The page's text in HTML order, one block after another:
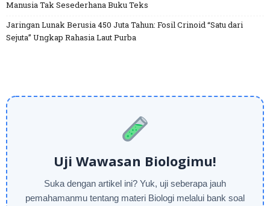
Manusia Tak Sesederhana Buku Teks
Jaringan Lunak Berusia 450 Juta Tahun: Fosil Crinoid “Satu dari
Sejuta” Ungkap Rahasia Laut Purba
Uji Wawasan Biologimu!
Suka dengan artikel ini? Yuk, uji seberapa jauh
pemahamanmu tentang materi Biologi melalui bank soal